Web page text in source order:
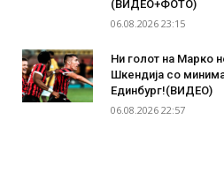
(ВИДЕО+ФОТО)
06.08.2026 23:15
Ни голот на Марко
Шкендија со
Единбург!(ВИДЕО)
06.08.2026 22:57